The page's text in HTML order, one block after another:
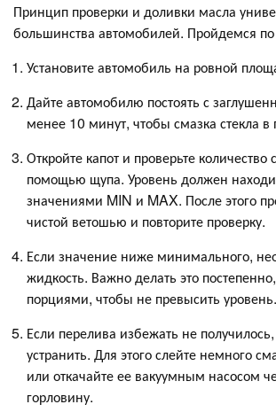
Принцип проверки и доливки масла
большинства автомобилей. Пройдемся
Установите автомобиль на ровной
Дайте автомобилю постоять с
менее 10 минут, чтобы смазка стекла в
Откройте капот и проверьте количество
помощью щупа. Уровень должен
значениями MIN и MAX. После этого
чистой ветошью и повторите проверку.
Если значение ниже минимального,
жидкость. Важно делать это
порциями, чтобы не превысить уровень.
Если перелива избежать не
устранить. Для этого слейте немного
или откачайте ее вакуумным насосом
горловину.